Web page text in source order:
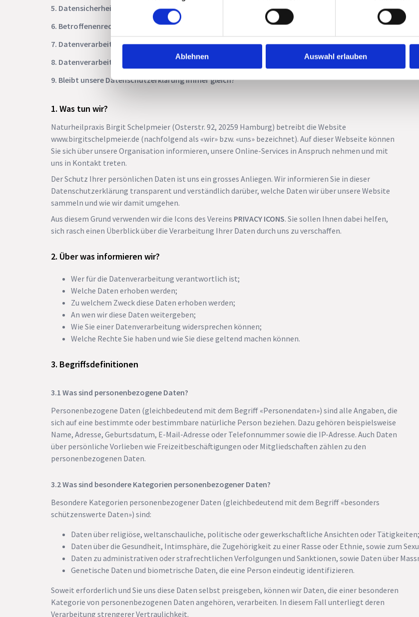
Ablehnen Auswahl erlauben
5. Datensicherheit
6. Betroffenenrechte
7. Datenverarbeitungen im Allgemeinen
8. Datenverarbeitungen im Einzelnen
9. Bleibt unsere Datenschutzerklärung immer gleich?
Was tun wir?
Naturheilpraxis Birgit Schelpmeier (Osterstr. 92, 20259 Hamburg) betreibt die Website
www.birgitschelpmeier.de (nachfolgend als «wir» bzw. «uns» bezeichnet). Auf dieser Webseite können
Sie sich über unsere Organisation informieren, unsere Online-Services in Anspruch nehmen und mit
uns in Kontakt treten.
Der Schutz Ihrer persönlichen Daten ist uns ein grosses Anliegen. Wir informieren Sie in dieser
Datenschutzerklärung transparent und verständlich darüber, welche Daten wir über unsere Website
sammeln und wie wir damit umgehen.
Aus diesem Grund verwenden wir die Icons des Vereins PRIVACY ICONS. Sie sollen Ihnen dabei helfen,
sich rasch einen Überblick über die Verarbeitung Ihrer Daten durch uns zu verschaffen.
Über was informieren wir?
Wer für die Datenverarbeitung verantwortlich ist;
Welche Daten erhoben werden;
Zu welchem Zweck diese Daten erhoben werden;
An wen wir diese Daten weitergeben;
Wie Sie einer Datenverarbeitung widersprechen können;
Welche Rechte Sie haben und wie Sie diese geltend machen können.
Begriffsdefinitionen
Was sind personenbezogene Daten?
Personenbezogene Daten (gleichbedeutend mit dem Begriff «Personendaten») sind alle Angaben, die
sich auf eine bestimmte oder bestimmbare natürliche Person beziehen. Dazu gehören beispielsweise
Name, Adresse, Geburtsdatum, E-Mail-Adresse oder Telefonnummer sowie die IP-Adresse. Auch Daten
über persönliche Vorlieben wie Freizeitbeschäftigungen oder Mitgliedschaften zählen zu den
personenbezogenen Daten.
Was sind besondere Kategorien personenbezogener Daten?
Besondere Kategorien personenbezogener Daten (gleichbedeutend mit dem Begriff «besonders
schützenswerte Daten») sind:
Daten über religiöse, weltanschauliche, politische oder gewerkschaftliche Ansichten oder Tätigkeiten;
Daten über die Gesundheit, Intimsphäre, die Zugehörigkeit zu einer Rasse oder Ethnie, sowie zum
Daten zu administrativen oder strafrechtlichen Verfolgungen und Sanktionen, sowie Daten über
Genetische Daten und biometrische Daten, die eine Person eindeutig identifizieren.
Soweit erforderlich und Sie uns diese Daten selbst preisgeben, können wir Daten, die einer besonderen
Kategorie von personenbezogenen Daten angehören, verarbeiten. In diesem Fall unterliegt deren
Verarbeitung strengerer Vertraulichkeit.